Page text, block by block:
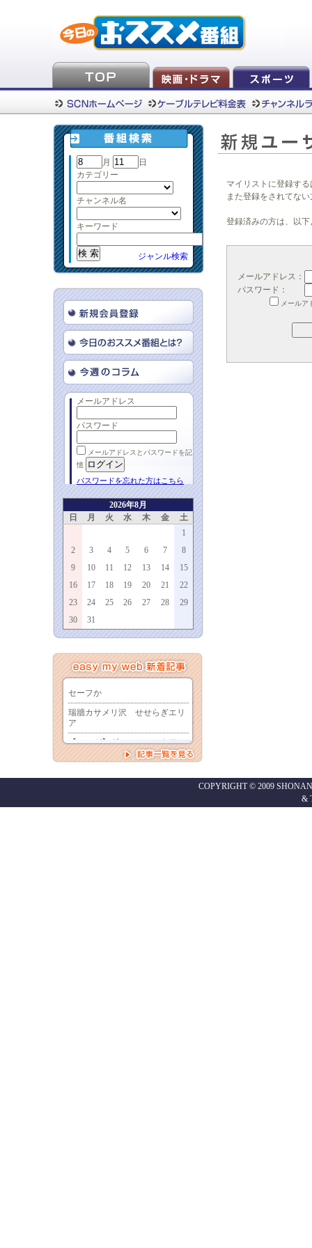
月
日
カテゴリー
チャンネル名
キーワード
ジャンル検索
メールアドレス
パスワード
メールアドレスとパスワードを記
憶
パスワードを忘れた方はこちら
2026年8月
日
月 火 水 木 金
土
1
2
3 4 5 6 7
8
9
10 11 12 13 14
15
16
17 18 19 20 21
22
23
24 25 26 27 28
29
30
31
マイリストに登録す
また登録をされてな
登録済みの方は、以
メールアドレス：
パスワード：
メールア
COPYRIGHT © 2009
&